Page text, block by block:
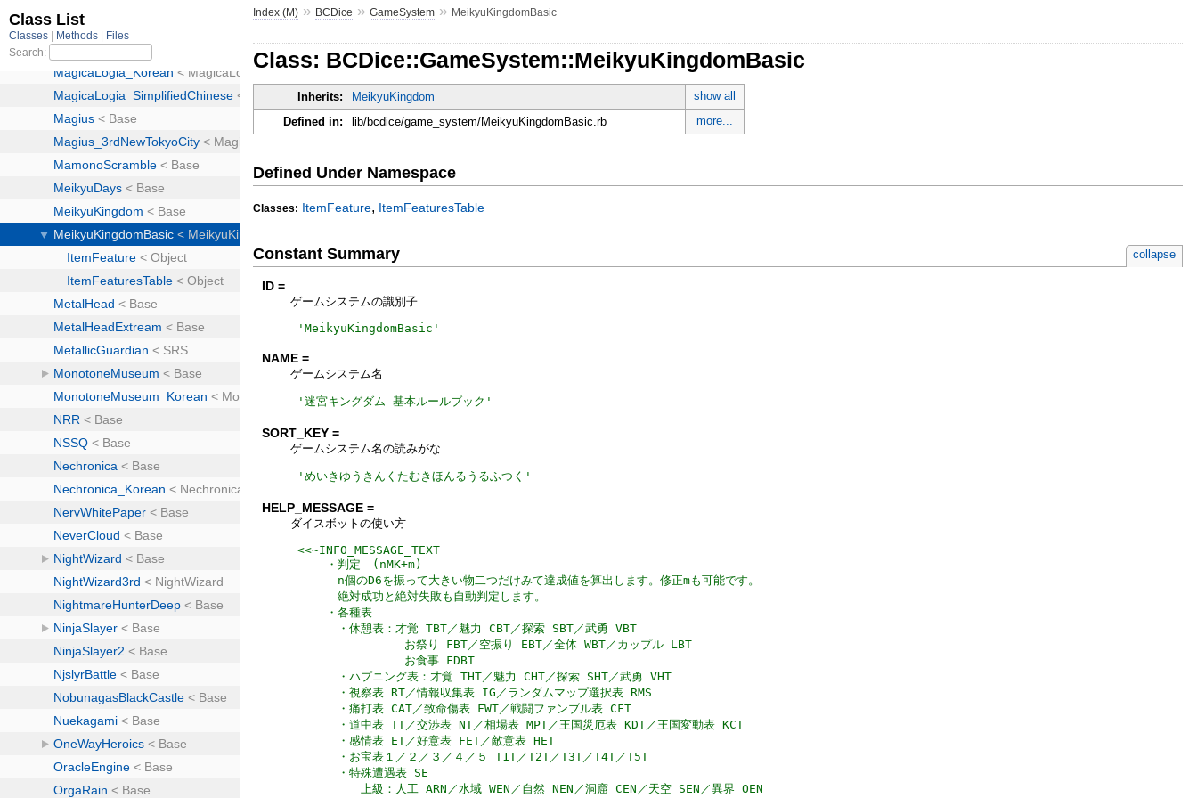
Index (M) » BCDice »GameSystem » MeikyuKingdomBasic
Class: BCDice::GameSystem::MeikyuKingdomBasic
Inherits: MeikyuKingdom
show all
Defined in:
lib/bcdice/game_system/MeikyuKingdomBasic.rb more...
Defined Under Namespace
Classes: ItemFeature, ItemFeaturesTable
Constant Summary collapse
ID =
ゲームシステムの識別子
'MeikyuKingdomBasic '
NAME =
ゲームシステム名
'迷宮キングダム 基本ルールブック '
SORT_KEY =
ゲームシステム名の読みがな
'めいきゆうきんくたむきほんるうるふつく '
HELP_MESSAGE =
ダイスボットの使い方
<<~INFO_MESSAGE_TEXT